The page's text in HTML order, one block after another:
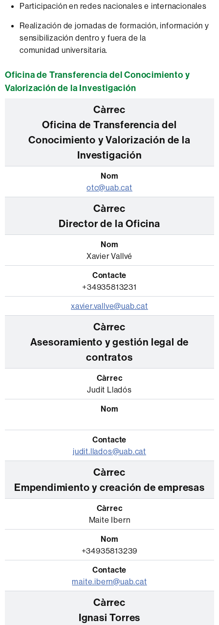
Participación en redes nacionales e internacionales
Realización de jornadas de formación, información y
sensibilización dentro y fuera de la
comunidad universitaria.
Oficina de Transferencia del Conocimiento y
Valorización de la Investigación
Oficina de Transferencia del
Conocimiento y Valorización de la
Investigación
otc@uab.cat
Director de la Oficina
Xavier Vallvé
+34935813231
xavier.vallve@uab.cat
Asesoramiento y gestión legal de
contratos
Judit Lladós
judit.llados@uab.cat
Empendimiento y creación de empresas
Maite Ibern
+34935813239
maite.ibern@uab.cat
Ignasi Torres